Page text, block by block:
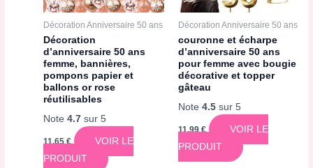
Décoration Anniversaire 50 ans
Décoration
d’anniversaire 50 ans
femme, bannières,
pompons papier et
ballons or rose
réutilisables
Note4.7 sur 5
11,65€
VOIR LE
PRODUIT
Décoration Anniversaire 50 ans
couronne et écharpe
d’anniversaire 50 ans
pour femme avec bougie
décorative et topper
gâteau
Note 4.5sur 5
11,99€
VOIR LE
PRODUIT